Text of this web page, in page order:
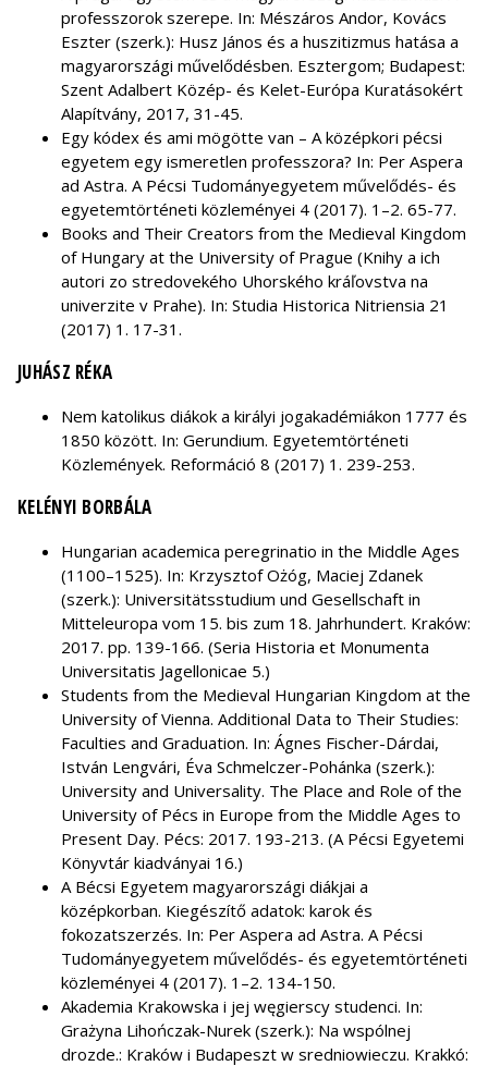
professzorok szerepe. In: Mészáros Andor, Kovács
Eszter (szerk.): Husz János és a huszitizmus hatása a
magyarországi művelődésben. Esztergom; Budapest:
Szent Adalbert Közép- és Kelet-Európa Kuratásokért
Alapítvány, 2017, 31-45.
Egy kódex és ami mögötte van – A középkori pécsi
egyetem egy ismeretlen professzora? In: Per Aspera
ad Astra. A Pécsi Tudományegyetem művelődés- és
egyetemtörténeti közleményei 4 (2017). 1–2. 65-77.
Books and Their Creators from the Medieval Kingdom
of Hungary at the University of Prague (Knihy a ich
autori zo stredovekého Uhorského kráľovstva na
univerzite v Prahe). In: Studia Historica Nitriensia 21
(2017) 1. 17-31.
JUHÁSZ RÉKA
Nem katolikus diákok a királyi jogakadémiákon 1777 és
1850 között. In: Gerundium. Egyetemtörténeti
Közlemények. Reformáció 8 (2017) 1. 239-253.
KELÉNYI BORBÁLA
Hungarian academica peregrinatio in the Middle Ages
(1100–1525). In: Krzysztof Ożóg, Maciej Zdanek
(szerk.): Universitätsstudium und Gesellschaft in
Mitteleuropa vom 15. bis zum 18. Jahrhundert. Kraków:
2017. pp. 139-166. (Seria Historia et Monumenta
Universitatis Jagellonicae 5.)
Students from the Medieval Hungarian Kingdom at the
University of Vienna. Additional Data to Their Studies:
Faculties and Graduation. In: Ágnes Fischer-Dárdai,
István Lengvári, Éva Schmelczer-Pohánka (szerk.):
University and Universality. The Place and Role of the
University of Pécs in Europe from the Middle Ages to
Present Day. Pécs: 2017. 193-213. (A Pécsi Egyetemi
Könyvtár kiadványai 16.)
A Bécsi Egyetem magyarországi diákjai a
középkorban. Kiegészítő adatok: karok és
fokozatszerzés. In: Per Aspera ad Astra. A Pécsi
Tudományegyetem művelődés- és egyetemtörténeti
közleményei 4 (2017). 1–2. 134-150.
Akademia Krakowska i jej węgierscy studenci. In:
Grażyna Lihończak-Nurek (szerk.): Na wspólnej
drozde.: Kraków i Budapeszt w sredniowieczu. Krakkó: